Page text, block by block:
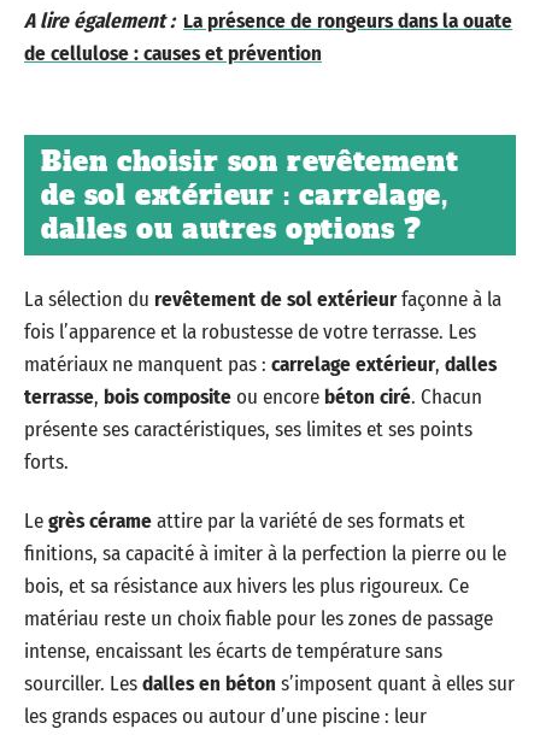
A lire également : La présence de rongeurs dans la ouate
de cellulose : causes et prévention
Bien choisir son revêtement
de sol extérieur : carrelage,
dalles ou autres options ?
La sélection du revêtement de sol extérieurfaçonne à la
fois l’apparence et la robustesse de votre terrasse. Les
matériaux ne manquent pas : carrelage extérieur, dalles
terrasse, bois compositeou encorebéton ciré. Chacun
présente ses caractéristiques, ses limites et ses points
forts.
Legrès cérameattire par la variété de ses formats et
finitions, sa capacité à imiter à la perfection la pierre ou le
bois, et sa résistance aux hivers les plus rigoureux. Ce
matériau reste un choix fiable pour les zones de passage
intense, encaissant les écarts de température sans
sourciller. Lesdalles en béton s’imposent quant à elles sur
les grands espaces ou autour d’une piscine : leur